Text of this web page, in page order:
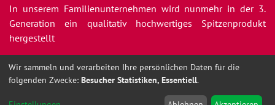
In unserem Familienunternehmen wird nunmehr in der 3.
Generation ein qualitativ hochwertiges Spitzenprodukt
hergestellt
- die Jeremias feinen Nudelspezialitäten.
Teigwarenfabrik Jeremias GmbH
Wir sammeln und verarbeiten Ihre persönlichen Daten für die
folgenden Zwecke: Besucher Statistiken, Essentiell.